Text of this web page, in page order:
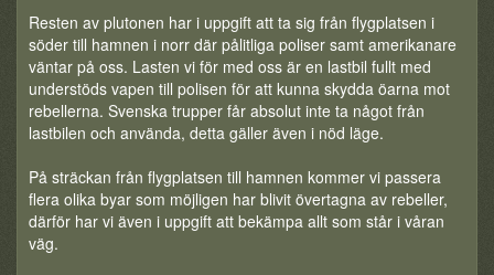
Resten av plutonen har i uppgift att ta sig från flygplatsen i
söder till hamnen i norr där pålitliga poliser samt amerikanare
väntar på oss. Lasten vi för med oss är en lastbil fullt med
understöds vapen till polisen för att kunna skydda öarna mot
rebellerna. Svenska trupper får absolut inte ta något från
lastbilen och använda, detta gäller även i nöd läge.
På sträckan från flygplatsen till hamnen kommer vi passera
flera olika byar som möjligen har blivit övertagna av rebeller,
därför har vi även i uppgift att bekämpa allt som står i våran
väg.